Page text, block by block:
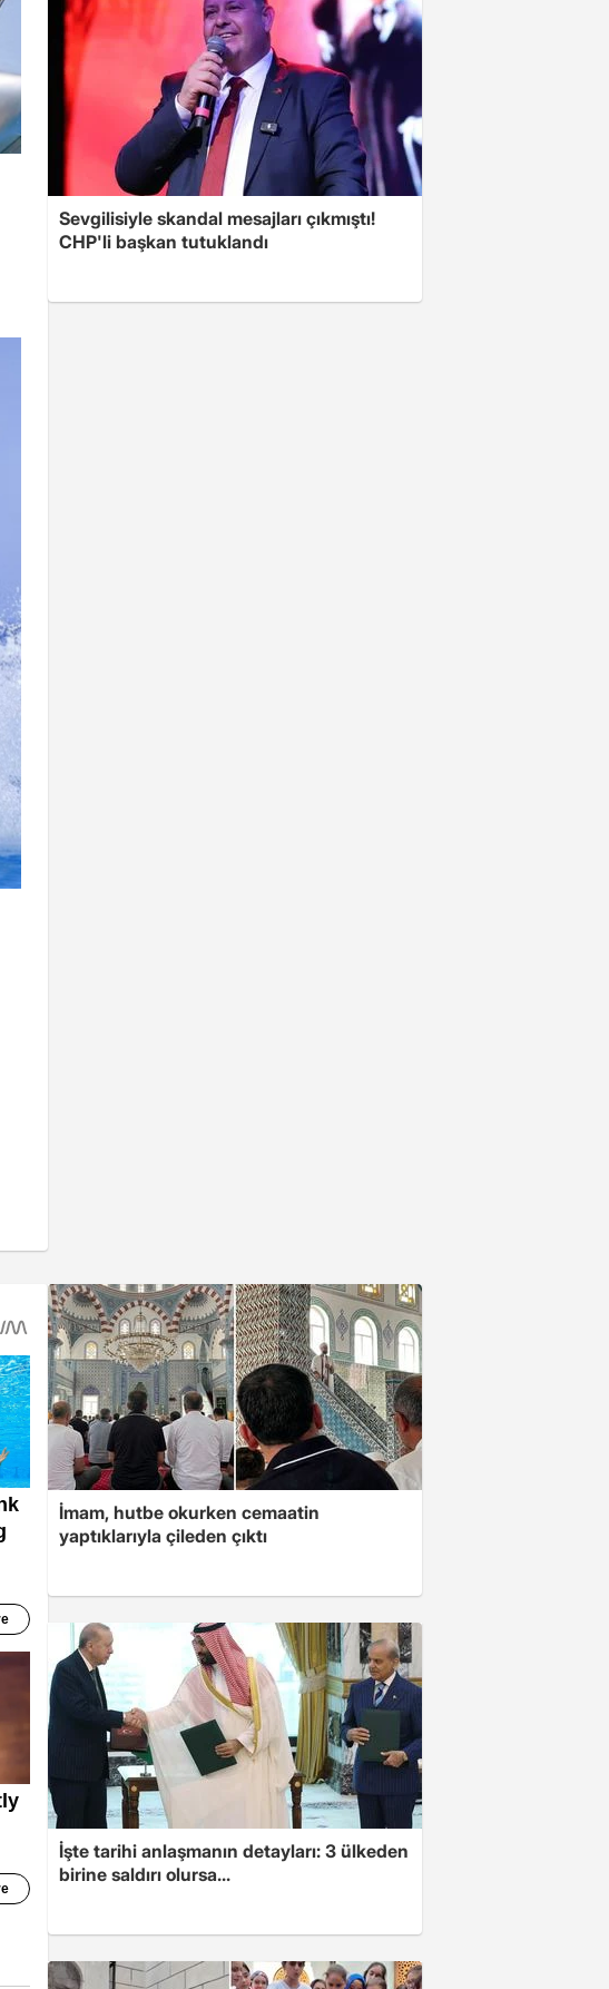
Sevgilisiyle skandal mesajları çıkmıştı!
CHP'li başkan tutuklandı
İmam, hutbe okurken cemaatin
yaptıklarıyla çileden çıktı
İşte tarihi anlaşmanın detayları: 3 ülkeden
birine saldırı olursa...